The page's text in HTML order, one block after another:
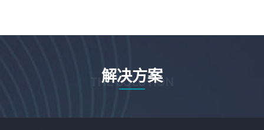
解决方案
THE SOLUTION